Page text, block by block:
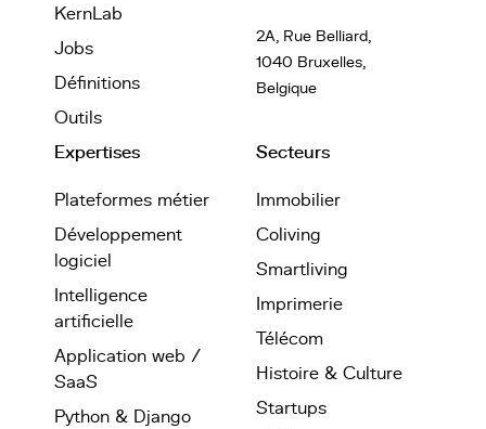
KernLab
Jobs
Définitions
Outils
2A, Rue Belliard,
1040 Bruxelles,
Belgique
Expertises
Plateformes métier
Développement
logiciel
Intelligence
artificielle
Application web /
SaaS
Python & Django
Secteurs
Immobilier
Coliving
Smartliving
Imprimerie
Télécom
Histoire & Culture
Startups